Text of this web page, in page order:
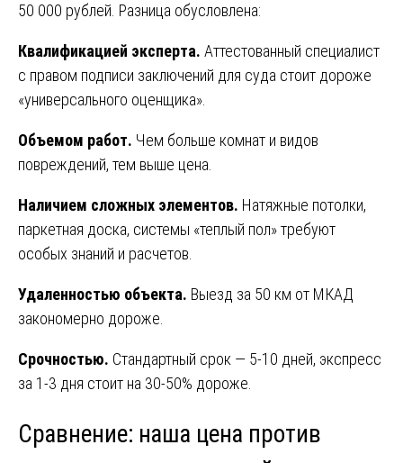
50 000 рублей. Разница обусловлена:
Квалификацией эксперта. Аттестованный специалист
с правом подписи заключений для суда стоит дороже
«универсального оценщика».
Объемом работ. Чем больше комнат и видов
повреждений, тем выше цена.
Наличием сложных элементов. Натяжные потолки,
паркетная доска, системы «теплый пол» требуют
особых знаний и расчетов.
Удаленностью объекта. Выезд за 50 км от МКАД
закономерно дороже.
Срочностью. Стандартный срок — 5-10 дней, экспресс
за 1-3 дня стоит на 30-50% дороже.
Сравнение: наша цена против